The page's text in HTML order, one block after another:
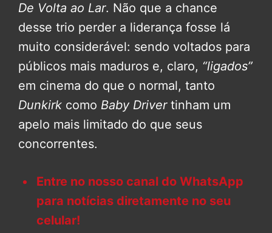
De Volta ao Lar. Não que a chance
desse trio perder a liderança fosse lá
muito considerável: sendo voltados para
públicos mais maduros e, claro, “ligados”
em cinema do que o normal, tanto
Dunkirk como Baby Drivertinham um
apelo mais limitado do que seus
concorrentes.
Entre no nosso canal do WhatsApp
para notícias diretamente no seu
celular!